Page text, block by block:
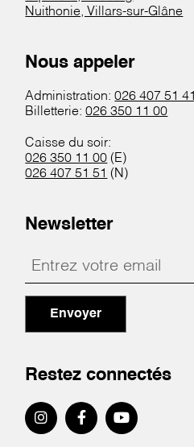
Nuithonie, Villars-sur-Glâne
Nous appeler
Administration:026 407 51 41
Billetterie:026 350 11 00
Caisse du soir:
026 350 11 00 (E)
026 407 51 51 (N)
Newsletter
Envoyer
Restez connectés